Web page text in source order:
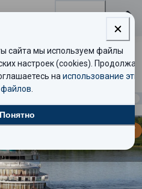
МАЛО МЕСТ
сайта мы используем файлы
настроек (cookies). Продолжая
на использование
файлов
Понятно